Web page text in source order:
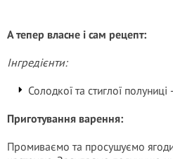
А тепер власне і сам рецепт:
Інгредієнти:
Солодкої та стиглої
Приготування варення:
Промиваємо та просушуємо